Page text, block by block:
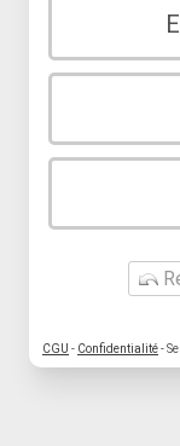
CGU - Confidentialité-